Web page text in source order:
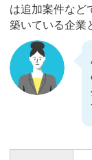
は追加案件など
築いている企業